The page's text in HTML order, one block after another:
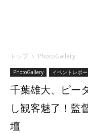
トップ PhotoGallery
PhotoGallery イベントレポー
千葉雄大、ピー
し観客魅了！監
壇